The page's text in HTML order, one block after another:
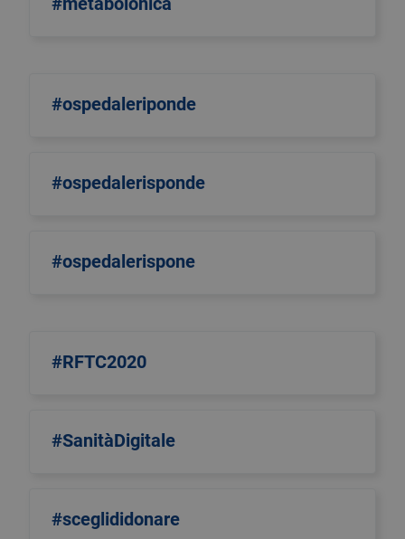
#ospedaleriponde
#ospedalerisponde
#ospedalerispone
#RFTC2020
#SanitàDigitale
#sceglididonare